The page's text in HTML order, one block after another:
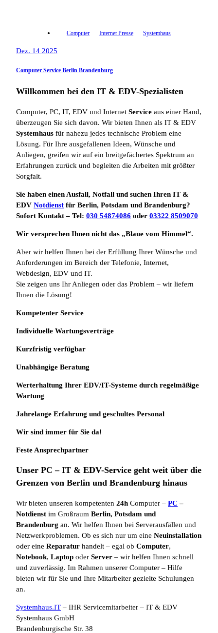
Computer Internet Presse Systemhaus
Dez. 14 2025
Computer Service Berlin Brandenburg
Willkommen bei den IT & EDV-Spezialisten
Computer, PC, IT, EDV und Internet Service aus einer Hand,
überzeugen Sie sich davon. Wir bieten Ihnen als IT & EDV
Systemhaus für nahezu jedes technische Problem eine
Lösung. Für Ihre ausgefallenen Ideen, Wünsche und
Anliegen, greifen wir auf ein breitgefächertes Spektrum an
Erfahrungen zurück und begleiten die Arbeiten mit größter
Sorgfalt.
Sie haben einen Ausfall, Notfall und suchen Ihren IT &
EDV Notdienst für Berlin, Potsdam und Brandenburg?
Sofort Kontakt – Tel: 030 54874086 oder 03322 8509070
Wir versprechen Ihnen nicht das „Blaue vom Himmel“.
Aber wir helfen Ihnen bei der Erfüllung Ihrer Wünsche und
Anforderungen im Bereich der Telefonie, Internet,
Webdesign, EDV und IT.
Sie zeigen uns Ihr Anliegen oder das Problem – wir liefern
Ihnen die Lösung!
Kompetenter Service
Individuelle Wartungsverträge
Kurzfristig verfügbar
Unabhängige Beratung
Werterhaltung Ihrer EDV/IT-Systeme durch regelmäßige
Wartung
Jahrelange Erfahrung und geschultes Personal
Wir sind immer für Sie da!
Feste Ansprechpartner
Unser PC – IT & EDV-Service geht weit über die
Grenzen von Berlin und Brandenburg hinaus
Wir bieten unseren kompetenten 24h Computer – PC –
Notdienst im Großraum Berlin, Potsdam und
Brandenburg an. Wir helfen Ihnen bei Serverausfällen und
Netzwerkproblemen. Ob es sich nur um eine Neuinstallation
oder eine Reparatur handelt – egal ob Computer,
Notebook, Laptop oder Server – wir helfen Ihnen schnell
und zuverlässig. Im Rahmen unserer Computer – Hilfe
bieten wir für Sie und Ihre Mitarbeiter gezielte Schulungen
an.
Systemhaus.IT – IHR Servicemitarbeiter – IT & EDV
Systemhaus GmbH
Brandenburgische Str. 38